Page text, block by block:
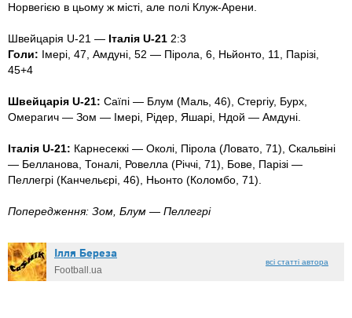
Норвегією в цьому ж місті, але полі Клуж-Арени.
Швейцарія U-21 — Італія U-21 2:3
Голи: Імері, 47, Амдуні, 52 — Пірола, 6, Ньйонто, 11, Парізі,
45+4
Швейцарія U-21: Саїпі — Блум (Маль, 46), Стергіу, Бурх,
Омерагич — Зом — Імері, Рідер, Яшарі, Ндой — Амдуні.
Італія U-21: Карнесеккі — Околі, Пірола (Ловато, 71), Скальвіні
— Белланова, Тоналі, Ровелла (Річчі, 71), Бове, Парізі —
Пеллегрі (Канчельєрі, 46), Ньонто (Коломбо, 71).
Попередження: Зом, Блум — Пеллегрі
Ілля Береза
Football.ua
всі статті автора